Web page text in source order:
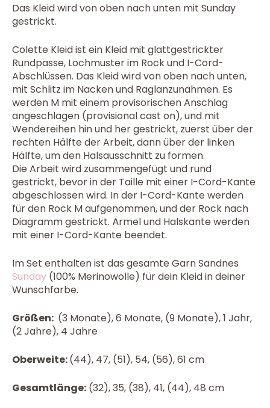
Das Kleid wird von oben nach unten mit Sunday
gestrickt.
Colette Kleid ist ein Kleid mit glattgestrickter
Rundpasse, Lochmuster im Rock und I-Cord-
Abschlüssen. Das Kleid wird von oben nach unten,
mit Schlitz im Nacken und Raglanzunahmen. Es
werden M mit einem provisorischen Anschlag
angeschlagen (provisional cast on), und mit
Wendereihen hin und her gestrickt, zuerst über der
rechten Hälfte der Arbeit, dann über der linken
Hälfte, um den Halsausschnitt zu formen.
Die Arbeit wird zusammengefügt und rund
gestrickt, bevor in der Taille mit einer I-Cord-Kante
abgeschlossen wird. In der I-Cord-Kante werden
für den Rock M aufgenommen, und der Rock nach
Diagramm gestrickt. Ärmel und Halskante werden
mit einer I-Cord-Kante beendet.
Im Set enthalten ist das gesamte Garn Sandnes
Sunday (100% Merinowolle) für dein Kleid in deiner
Wunschfarbe.
Größen: (3 Monate), 6 Monate, (9 Monate), 1 Jahr,
(2 Jahre), 4 Jahre
Oberweite:(44), 47, (51), 54, (56), 61 cm
Gesamtlänge: (32), 35, (38), 41, (44), 48 cm